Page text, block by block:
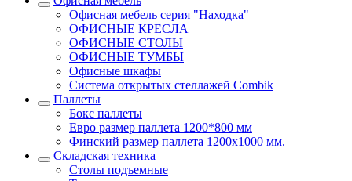
Офисная мебель серия "Находка"
ОФИСНЫЕ КРЕСЛА
ОФИСНЫЕ СТОЛЫ
ОФИСНЫЕ ТУМБЫ
Офисные шкафы
Система открытых стеллажей Combik
Паллеты
Бокс паллеты
Евро размер паллета 1200*800 мм
Финский размер паллета 1200х1000 мм.
Складская техника
Столы подъемные